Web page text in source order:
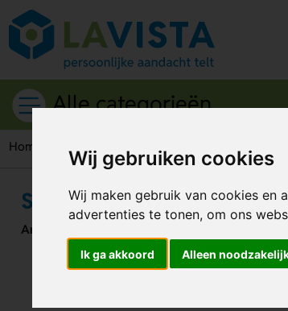
Wij gebruiken cookies
Wij maken gebruik van cookies en
advertenties te tonen, om ons
Ik ga akkoord Alleen
Alle categorieën
Home Tassen Smartbag Accessoire-Tasje van
Smartbag Accessoire-
Artikelnummer: